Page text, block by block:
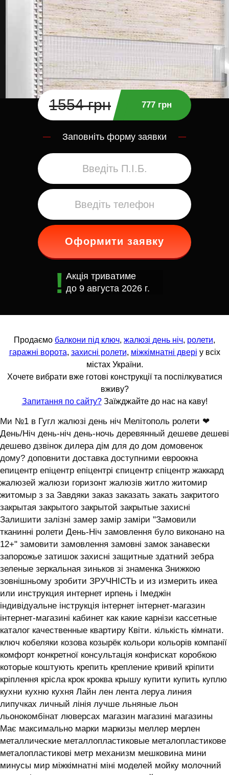
1554 грн 777 грн
Заповніть форму заявки
Оформити заявку
Акція триватиме
до 9 августа 2026 г.
Продаємо балкони під ключ, жалюзі день ніч, ролети,
гаражні ворота, захисні ролети, міжкімнатні двері у всіх
містах України.
Хочете вибрати вже готові конструкції та поспілкуватися
вживу?
Запитання по сайту?Заїжджайте до нас на каву!
Ми №1 в Гугл жалюзі день ніч Мелітополь ролети ❤
День/Ніч день-ніч день-ночь деревянный дешеве дешеві
дешево дзвінок дилера дім для до дом домовенок
дому? доповнити доставка доступними евроокна
епицентр епіцентр епіцентрі єпицентр єпіцентр жаккард
жалюзей жалюзи горизонт жалюзів житло житомир
житомыр з за Завдяки заказ заказать закать закритого
закрытая закрытого закрытой закрытые захисні
Залишити залізні замер замір заміри "Замовили
тканинні ролети День-Ніч замовлення було виконано на
12+" замовити замовлення замовні замок занавески
запорожье затишок захисні защитные здатний зебра
зеленые зеркальная зиньков зі знаменка Знижкою
зовнішньому зробити ЗРУЧНІСТЬ и из измерить икеа
или инструкция интернет ирпень і ‎Імеджін
індивідуальне інструкція інтернет інтернет-магазин
інтернет-магазині кабинет как какие карнізи кассетные
каталог качественные квартиру Квіти. кількість кімнати.
ключ кобеляки козова козырёк кольори кольорів компанії
комфорт конкретної консультація конфискат коробкою
которые коштують крепить крепление кривий кріпити
кріплення крісла крок кроква крышу купити купить куплю
кухни кухню кухня ‎Лайн лен лента леруа линия
липучках личный лінія лучше льняные льон
льонокомбінат люверсах магазин магазині магазины
Має максимально марки маркизы меллер мерлен
металлические металлопластиковые металопластикове
металопластикові метр механизм мешковина мини
минусы мир міжкімнатні міні моделей мойку молочний